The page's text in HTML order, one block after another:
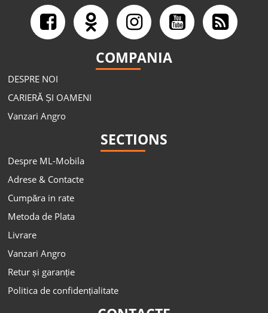
COMPANIA
DESPRE NOI
CARIERĂ ȘI OAMENI
Vanzari Angro
SECTIONS
Despre ML-Mobila
Adrese & Contacte
Cumpăra in rate
Metoda de Plata
Livrare
Vanzari Angro
Retur și garanție
Politica de confidențialitate